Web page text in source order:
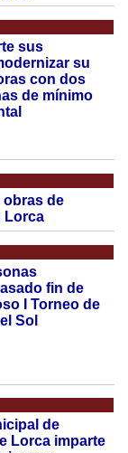
sus
su
con dos
de mínimo
obras de
Lorca
fin de
I Torneo de
Sol
de
Lorca imparte